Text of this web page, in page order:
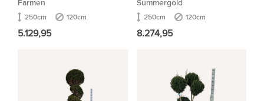
250cm 120cm
5.129,95
250cm 120cm
8.274,95